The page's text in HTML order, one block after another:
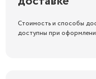
Стоимость и способы
доступны при